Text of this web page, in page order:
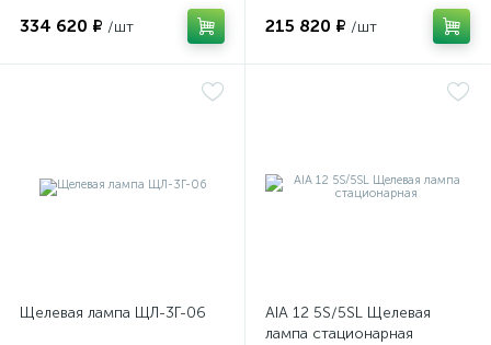
334 620 ₽ /шт 215 820 ₽ /шт
Щелевая лампа ЩЛ-3Г-06
AIA 12 5S/5SL Щелевая
лампа стационарная